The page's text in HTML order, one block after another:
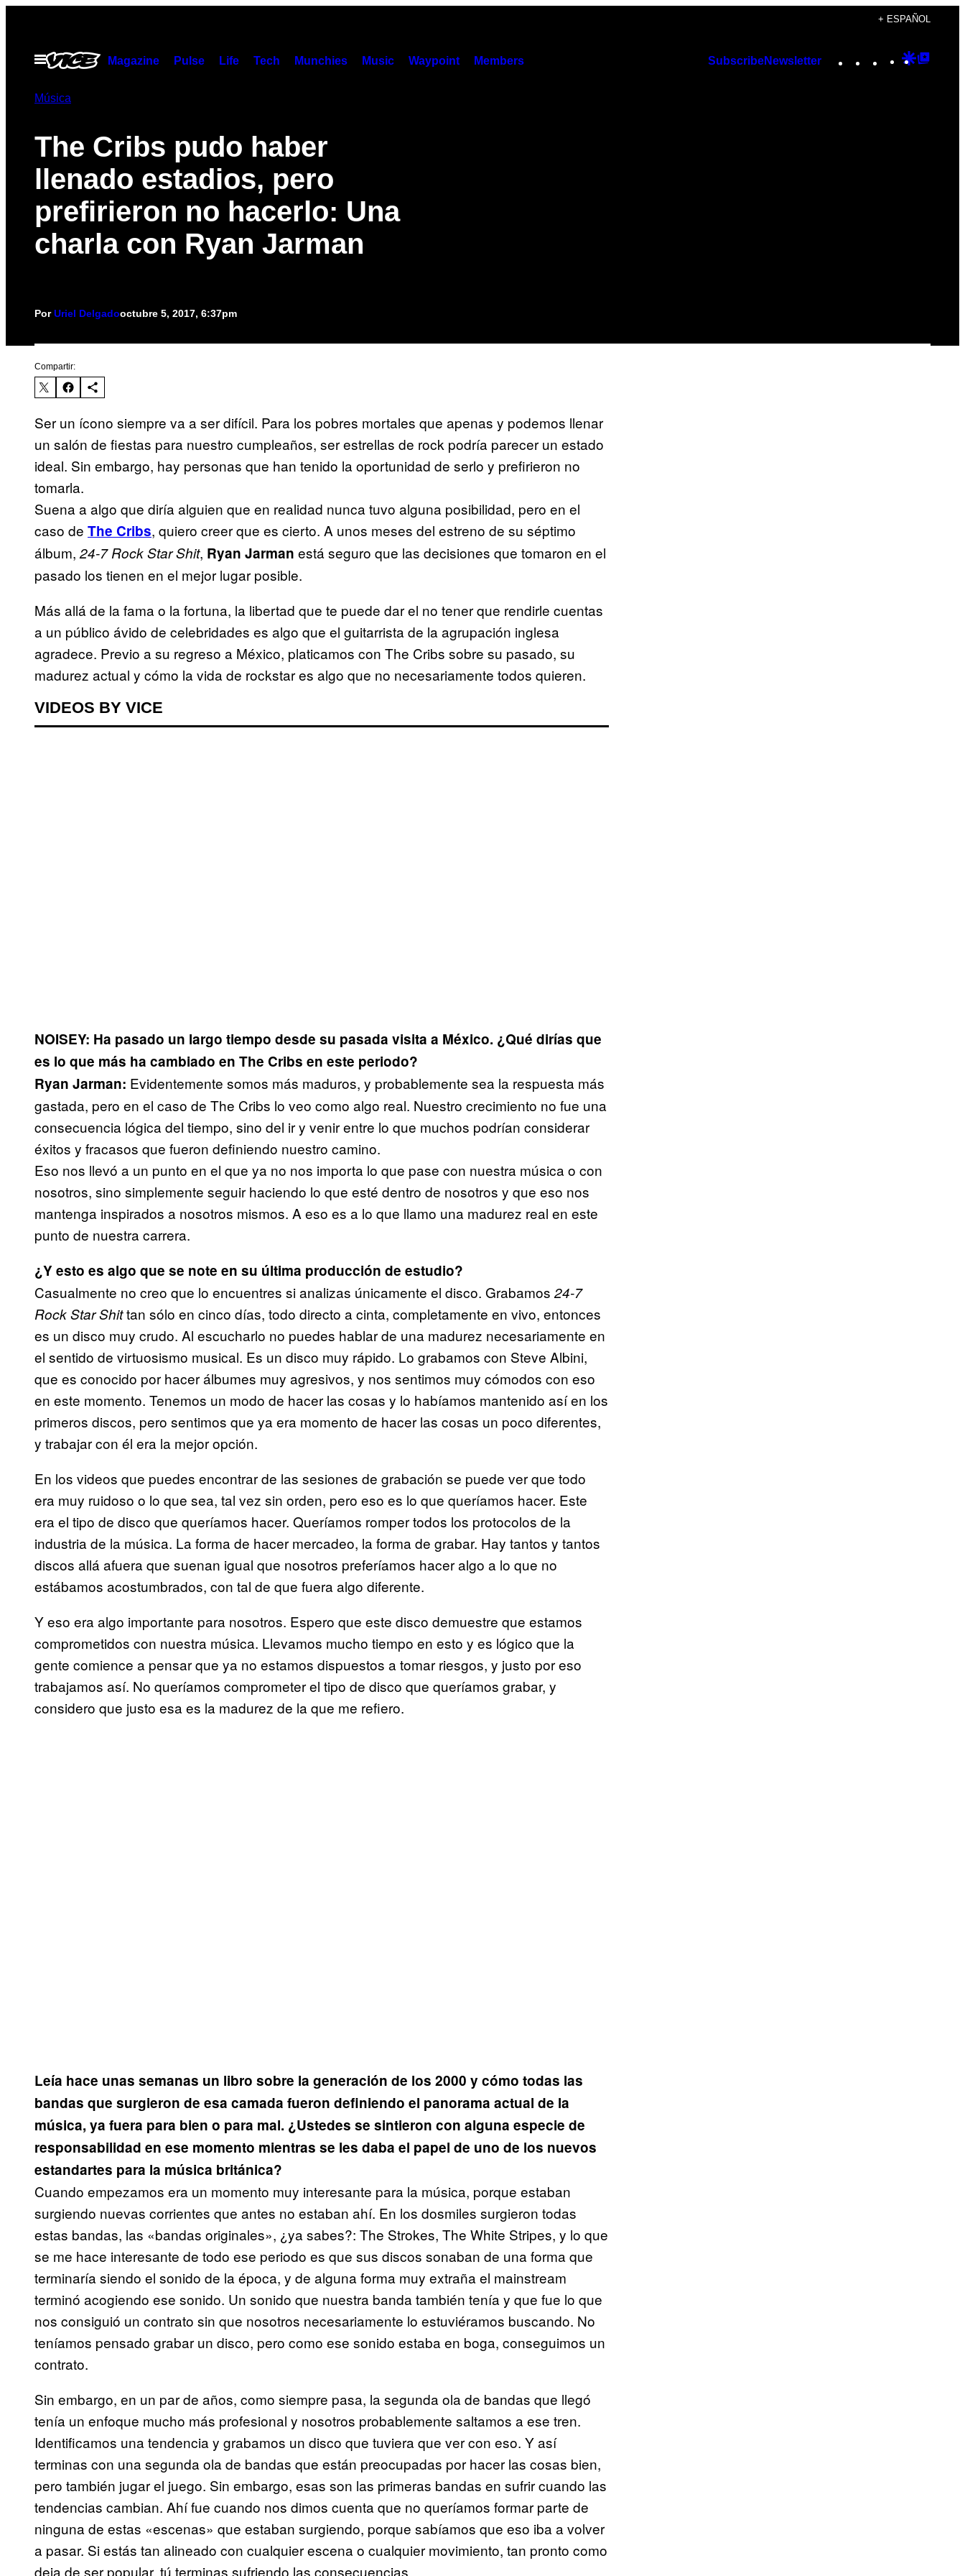
contenido
+ ESPAÑOL
Abrir
Menú
Magazine Pulse Life Tech Munchies Music Waypoint Members SubscribeNewsletter Instagram
TikTok
YouTube
Google
Música
The Cribs pudo haber
llenado estadios, pero
prefirieron no hacerlo: Una
charla con Ryan Jarman
PorUriel Delgadooctubre 5, 2017, 6:37pm
Compartir:
Ser un ícono siempre va a ser difícil. Para los pobres mortales que apenas y podemos llenar
un salón de fiestas para nuestro cumpleaños, ser estrellas de rock podría parecer un estado
ideal. Sin embargo, hay personas que han tenido la oportunidad de serlo y prefirieron no
tomarla.
Suena a algo que diría alguien que en realidad nunca tuvo alguna posibilidad, pero en el
caso de The Cribs, quiero creer que es cierto. A unos meses del estreno de su séptimo
álbum,24-7 Rock Star Shit, Ryan Jarman está seguro que las decisiones que tomaron en el
pasado los tienen en el mejor lugar posible.
Más allá de la fama o la fortuna, la libertad que te puede dar el no tener que rendirle cuentas
a un público ávido de celebridades es algo que el guitarrista de la agrupación inglesa
agradece. Previo a su regreso a México, platicamos con The Cribs sobre su pasado, su
madurez actual y cómo la vida de rockstar es algo que no necesariamente todos quieren.
VIDEOS BY VICE
NOISEY: Ha pasado un largo tiempo desde su pasada visita a México. ¿Qué dirías que
es lo que más ha cambiado en The Cribs en este periodo?
Ryan Jarman: Evidentemente somos más maduros, y probablemente sea la respuesta más
gastada, pero en el caso de The Cribs lo veo como algo real. Nuestro crecimiento no fue una
consecuencia lógica del tiempo, sino del ir y venir entre lo que muchos podrían considerar
éxitos y fracasos que fueron definiendo nuestro camino.
Eso nos llevó a un punto en el que ya no nos importa lo que pase con nuestra música o con
nosotros, sino simplemente seguir haciendo lo que esté dentro de nosotros y que eso nos
mantenga inspirados a nosotros mismos. A eso es a lo que llamo una madurez real en este
punto de nuestra carrera.
¿Y esto es algo que se note en su última producción de estudio?
Casualmente no creo que lo encuentres si analizas únicamente el disco. Grabamos 24-7
Rock Star Shittan sólo en cinco días, todo directo a cinta, completamente en vivo, entonces
es un disco muy crudo. Al escucharlo no puedes hablar de una madurez necesariamente en
el sentido de virtuosismo musical. Es un disco muy rápido. Lo grabamos con Steve Albini,
que es conocido por hacer álbumes muy agresivos, y nos sentimos muy cómodos con eso
en este momento. Tenemos un modo de hacer las cosas y lo habíamos mantenido así en los
primeros discos, pero sentimos que ya era momento de hacer las cosas un poco diferentes,
y trabajar con él era la mejor opción.
En los videos que puedes encontrar de las sesiones de grabación se puede ver que todo
era muy ruidoso o lo que sea, tal vez sin orden, pero eso es lo que queríamos hacer. Este
era el tipo de disco que queríamos hacer. Queríamos romper todos los protocolos de la
industria de la música. La forma de hacer mercadeo, la forma de grabar. Hay tantos y tantos
discos allá afuera que suenan igual que nosotros preferíamos hacer algo a lo que no
estábamos acostumbrados, con tal de que fuera algo diferente.
Y eso era algo importante para nosotros. Espero que este disco demuestre que estamos
comprometidos con nuestra música. Llevamos mucho tiempo en esto y es lógico que la
gente comience a pensar que ya no estamos dispuestos a tomar riesgos, y justo por eso
trabajamos así. No queríamos comprometer el tipo de disco que queríamos grabar, y
considero que justo esa es la madurez de la que me refiero.
Leía hace unas semanas un libro sobre la generación de los 2000 y cómo todas las
bandas que surgieron de esa camada fueron definiendo el panorama actual de la
música, ya fuera para bien o para mal. ¿Ustedes se sintieron con alguna especie de
responsabilidad en ese momento mientras se les daba el papel de uno de los nuevos
estandartes para la música británica?
Cuando empezamos era un momento muy interesante para la música, porque estaban
surgiendo nuevas corrientes que antes no estaban ahí. En los dosmiles surgieron todas
estas bandas, las «bandas originales», ¿ya sabes?: The Strokes, The White Stripes, y lo que
se me hace interesante de todo ese periodo es que sus discos sonaban de una forma que
terminaría siendo el sonido de la época, y de alguna forma muy extraña el mainstream
terminó acogiendo ese sonido. Un sonido que nuestra banda también tenía y que fue lo que
nos consiguió un contrato sin que nosotros necesariamente lo estuviéramos buscando. No
teníamos pensado grabar un disco, pero como ese sonido estaba en boga, conseguimos un
contrato.
Sin embargo, en un par de años, como siempre pasa, la segunda ola de bandas que llegó
tenía un enfoque mucho más profesional y nosotros probablemente saltamos a ese tren.
Identificamos una tendencia y grabamos un disco que tuviera que ver con eso. Y así
terminas con una segunda ola de bandas que están preocupadas por hacer las cosas bien,
pero también jugar el juego. Sin embargo, esas son las primeras bandas en sufrir cuando las
tendencias cambian. Ahí fue cuando nos dimos cuenta que no queríamos formar parte de
ninguna de estas «escenas» que estaban surgiendo, porque sabíamos que eso iba a volver
a pasar. Si estás tan alineado con cualquier escena o cualquier movimiento, tan pronto como
deja de ser popular, tú terminas sufriendo las consecuencias.